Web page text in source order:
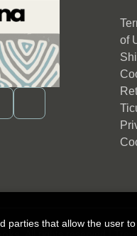
of
parties that allow the user